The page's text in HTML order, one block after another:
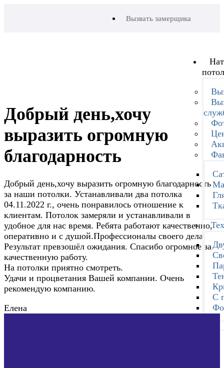
Вызвать замерщика
С
Добрый день,хочу
выразить огромную
благодарность
Добрый день,хочу выразить огромную благодарность
за наши потолки. Устанавливали два потолка
04.11.2022 г., очень понравилось отношение к
клиентам. Потолок замеряли и устанавливали в
удобное для нас время. Ребята работают качественно,
оперативно и с душой.Профессионалы своего дела.
Результат превзошёл ожидания. Спасибо огромное за
качественную работу.
На потолки приятно смотреть.
Удачи и процветания Вашей компании. Очень
рекомендую компанию.
Елена